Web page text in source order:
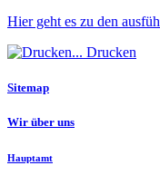
Hier geht es zu den
Drucken
Sitemap
Wir über uns
Hauptamt